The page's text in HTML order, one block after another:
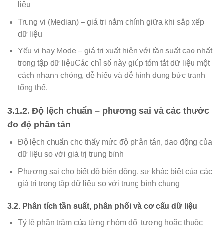
liệu
Trung vị (Median) – giá trị nằm chính giữa khi sắp xếp
dữ liệu
Yếu vị hay Mode – giá trị xuất hiện với tần suất cao nhất
trong tập dữ liệuCác chỉ số này giúp tóm tắt dữ liệu một
cách nhanh chóng, dễ hiểu và dễ hình dung bức tranh
tổng thể.
3.1.2. Độ lệch chuẩn – phương sai và các thước
đo độ phân tán
Độ lệch chuẩn cho thấy mức độ phân tán, dao động của
dữ liệu so với giá trị trung bình
Phương sai cho biết độ biến động, sự khác biệt của các
giá trị trong tập dữ liệu so với trung bình chung
3.2. Phân tích tần suất, phân phối và cơ cấu dữ liệu
Tỷ lệ phần trăm của từng nhóm đối tượng hoặc thuộc